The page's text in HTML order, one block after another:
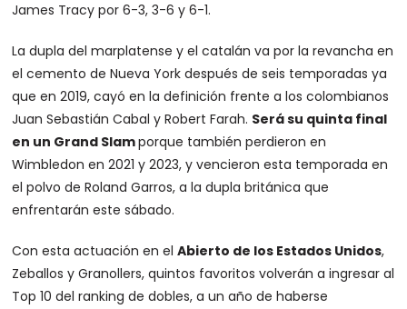
James Tracy por 6-3, 3-6 y 6-1.
La dupla del marplatense y el catalán va por la revancha en
el cemento de Nueva York después de seis temporadas ya
que en 2019, cayó en la definición frente a los colombianos
Juan Sebastián Cabal y Robert Farah. Será su quinta final
en un Grand Slamporque también perdieron en
Wimbledon en 2021 y 2023, y vencieron esta temporada en
el polvo de Roland Garros, a la dupla británica que
enfrentarán este sábado.
Con esta actuación en elAbierto de los Estados Unidos,
Zeballos y Granollers, quintos favoritos volverán a ingresar al
Top 10 del ranking de dobles, a un año de haberse